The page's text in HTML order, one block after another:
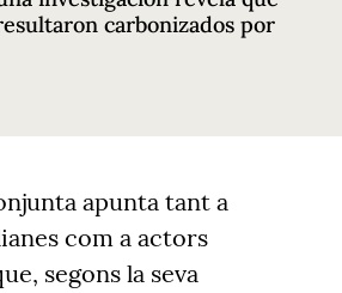
carbonizados por
apunta tant a
com a actors
segons la seva